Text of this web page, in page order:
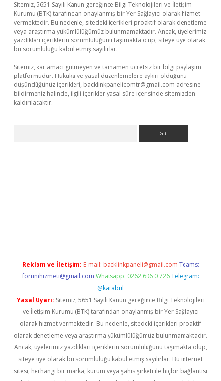
Sitemiz, 5651 Sayılı Kanun gereğince Bilgi Teknolojileri ve İletişim
Kurumu (BTK) tarafından onaylanmış bir Yer Sağlayıcı olarak hizmet
vermektedir. Bu nedenle, sitedeki içerikleri proaktif olarak denetleme
veya araştırma yükümlülüğümüz bulunmamaktadır. Ancak, üyelerimiz
yazdıkları içeriklerin sorumluluğunu taşımakta olup, siteye üye olarak
bu sorumluluğu kabul etmiş sayılırlar.
Sitemiz, kar amacı gütmeyen ve tamamen ücretsiz bir bilgi paylaşım
platformudur. Hukuka ve yasal düzenlemelere aykırı olduğunu
düşündüğünüz içerikleri, backlinkpanelicomtr@gmail.com adresine
bildirmeniz halinde, ilgili içerikler yasal süre içerisinde sitemizden
kaldırılacaktır.
Reklam ve İletişim: E-mail: backlinkpaneli@gmail.com Teams:
forumhizmeti@gmail.com Whatsapp: 0262 606 0 726 Telegram:
@karabul
Yasal Uyarı: Sitemiz, 5651 Sayılı Kanun gereğince Bilgi Teknolojileri
ve İletişim Kurumu (BTK) tarafından onaylanmış bir Yer Sağlayıcı
olarak hizmet vermektedir. Bu nedenle, sitedeki içerikleri proaktif
olarak denetleme veya araştırma yükümlülüğümüz bulunmamaktadır.
Ancak, üyelerimiz yazdıkları içeriklerin sorumluluğunu taşımakta olup,
siteye üye olarak bu sorumluluğu kabul etmiş sayılırlar. Bu internet
sitesi, herhangi bir marka, kurum veya şahıs şirketi ile hiçbir bağlantısı